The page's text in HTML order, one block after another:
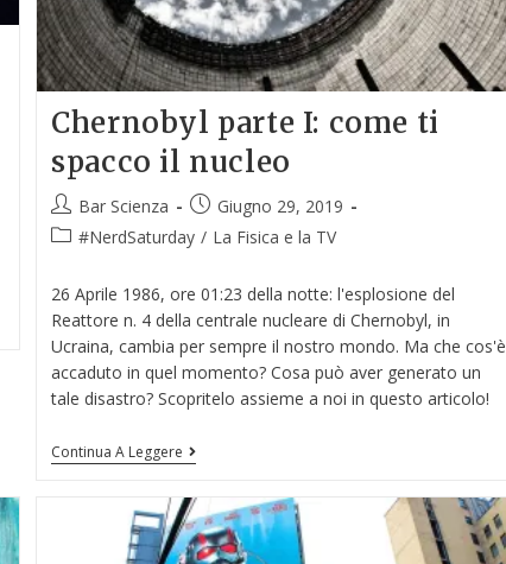
Chernobyl parte I: come ti
spacco il nucleo
Bar Scienza
Giugno 29, 2019
#NerdSaturday / La Fisica e la TV
26 Aprile 1986, ore 01:23 della notte: l'esplosione del
Reattore n. 4 della centrale nucleare di Chernobyl, in
Ucraina, cambia per sempre il nostro mondo. Ma che cos'è
accaduto in quel momento? Cosa può aver generato un
tale disastro? Scopritelo assieme a noi in questo articolo!
Continua A Leggere